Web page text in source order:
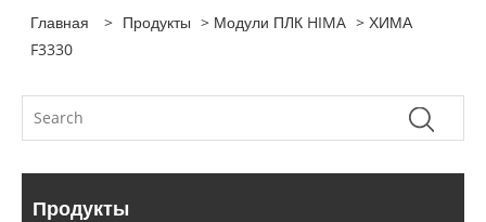
Главная > Продукты > Модули ПЛК HIMA > ХИМА
F3330
Продукты